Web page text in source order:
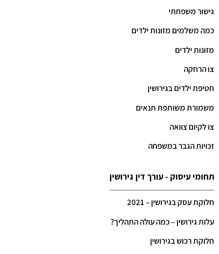
גישור משפחתי
כמה משלמים מזונות ילדים
מזונות ילדים
צו הרחקה
חטיפת ילדים בגירושין
משמורת משותפת תנאים
צו לקיום צוואה
זכויות הגבר במשפחה
תחומי עיסוק - עורך דין גירושין
חלוקת עסק בגירושין – 2021
עלות גירושין – כמה עולה התהליך?
חלוקת רכוש בגירושין